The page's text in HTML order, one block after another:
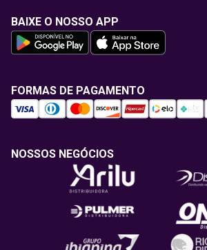
BAIXE O NOSSO APP
FORMAS DE PAGAMENTO
NOSSOS NEGÓCIOS